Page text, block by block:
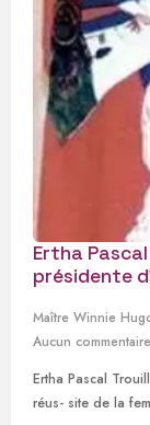
Ertha
présidente
Maître Winnie
Aucun commentaire
Ertha Pascal
réus- site de la